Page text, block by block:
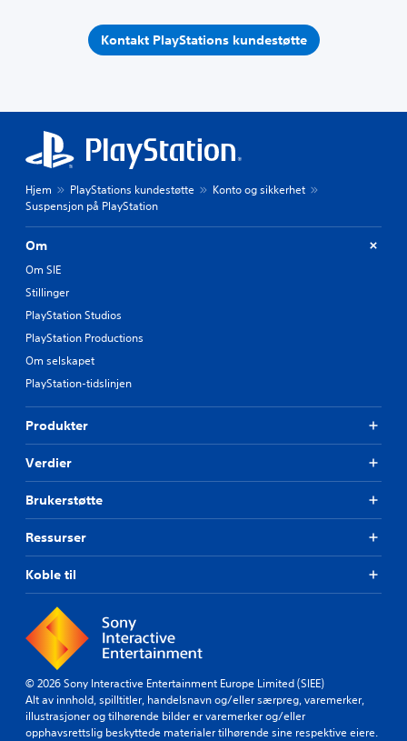
Kontakt PlayStations kundestøtte
Hjem PlayStations kundestøtte
Konto og sikkerhet
Suspensjon på PlayStation
Om
Om SIE
Stillinger
PlayStation Studios
PlayStation Productions
Om selskapet
PlayStation-tidslinjen
Produkter
Verdier
Brukerstøtte
Ressurser
Koble til
© 2026 Sony Interactive Entertainment Europe Limited (SIEE)
Alt av innhold, spilltitler, handelsnavn og/eller særpreg, varemerker,
illustrasjoner og tilhørende bilder er varemerker og/eller
opphavsrettslig beskyttede materialer tilhørende sine respektive eiere.